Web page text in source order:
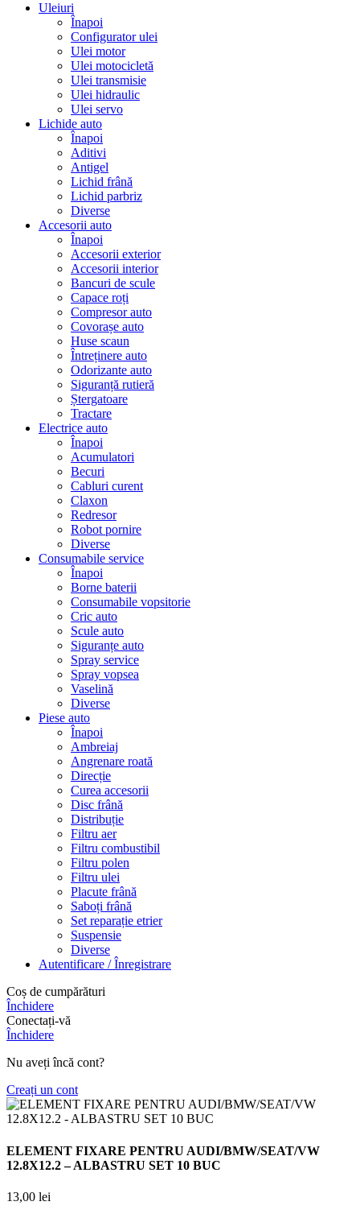
Uleiuri
Înapoi
Configurator ulei
Ulei motor
Ulei motocicletă
Ulei transmisie
Ulei hidraulic
Ulei servo
Lichide auto
Înapoi
Aditivi
Antigel
Lichid frână
Lichid parbriz
Diverse
Accesorii auto
Înapoi
Accesorii exterior
Accesorii interior
Bancuri de scule
Capace roți
Compresor auto
Covorașe auto
Huse scaun
Întreținere auto
Odorizante auto
Siguranță rutieră
Ștergatoare
Tractare
Electrice auto
Înapoi
Acumulatori
Becuri
Cabluri curent
Claxon
Redresor
Robot pornire
Diverse
Consumabile service
Înapoi
Borne baterii
Consumabile vopsitorie
Cric auto
Scule auto
Siguranțe auto
Spray service
Spray vopsea
Vaselină
Diverse
Piese auto
Înapoi
Ambreiaj
Angrenare roată
Direcție
Curea accesorii
Disc frână
Distribuție
Filtru aer
Filtru combustibil
Filtru polen
Filtru ulei
Placute frână
Saboți frână
Set reparație etrier
Suspensie
Diverse
Autentificare / Înregistrare
Coș de cumpărături
Închidere
Conectați-vă
Închidere
Nu aveți încă cont?
Creați un cont
ELEMENT FIXARE PENTRU AUDI/BMW/SEAT/VW
12.8X12.2 – ALBASTRU SET 10 BUC
13,00 lei